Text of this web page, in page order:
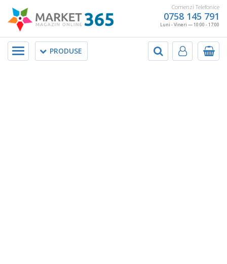
Comenzi Telefonice
0758 145 791
Luni - Vineri — 10:00 - 17:00
PRODUSE
Meniu